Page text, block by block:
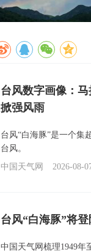
台风数字画像：
掀强风雨
台风“白海豚”是一个集
台风。
中国天气网
2026-08-
台风“白海豚”将
中国天气网梳理1949年